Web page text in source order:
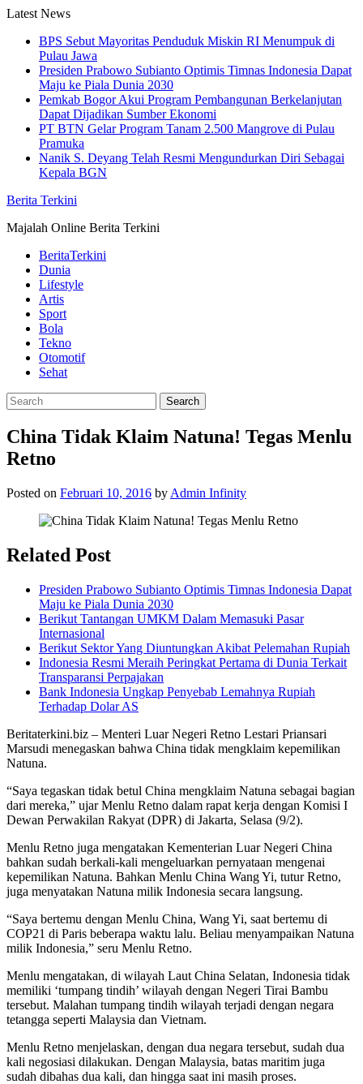
Skip
content
Latest News
BPS Sebut Mayoritas Penduduk Miskin RI Menumpuk di
Pulau Jawa
Presiden Prabowo Subianto Optimis Timnas Indonesia Dapat
Maju ke Piala Dunia 2030
Pemkab Bogor Akui Program Pembangunan Berkelanjutan
Dapat Dijadikan Sumber Ekonomi
PT BTN Gelar Program Tanam 2.500 Mangrove di Pulau
Pramuka
Nanik S. Deyang Telah Resmi Mengundurkan Diri Sebagai
Kepala BGN
Berita Terkini
Majalah Online Berita Terkini
BeritaTerkini
Dunia
Lifestyle
Artis
Sport
Bola
Tekno
Otomotif
Sehat
China Tidak Klaim Natuna! Tegas Menlu
Retno
Posted on Februari 10, 2016 by Admin Infinity
Related Post
Presiden Prabowo Subianto Optimis Timnas Indonesia Dapat
Maju ke Piala Dunia 2030
Berikut Tantangan UMKM Dalam Memasuki Pasar
Internasional
Berikut Sektor Yang Diuntungkan Akibat Pelemahan Rupiah
Indonesia Resmi Meraih Peringkat Pertama di Dunia Terkait
Transparansi Perpajakan
Bank Indonesia Ungkap Penyebab Lemahnya Rupiah
Terhadap Dolar AS
Beritaterkini.biz – Menteri Luar Negeri Retno Lestari Priansari
Marsudi menegaskan bahwa China tidak mengklaim kepemilikan
Natuna.
“Saya tegaskan tidak betul China mengklaim Natuna sebagai bagian
dari mereka,” ujar Menlu Retno dalam rapat kerja dengan Komisi I
Dewan Perwakilan Rakyat (DPR) di Jakarta, Selasa (9/2).
Menlu Retno juga mengatakan Kementerian Luar Negeri China
bahkan sudah berkali-kali mengeluarkan pernyataan mengenai
kepemilikan Natuna. Bahkan Menlu China Wang Yi, tutur Retno,
juga menyatakan Natuna milik Indonesia secara langsung.
“Saya bertemu dengan Menlu China, Wang Yi, saat bertemu di
COP21 di Paris beberapa waktu lalu. Beliau menyampaikan Natuna
milik Indonesia,” seru Menlu Retno.
Menlu mengatakan, di wilayah Laut China Selatan, Indonesia tidak
memiliki ‘tumpang tindih’ wilayah dengan Negeri Tirai Bambu
tersebut. Malahan tumpang tindih wilayah terjadi dengan negara
tetangga seperti Malaysia dan Vietnam.
Menlu Retno menjelaskan, dengan dua negara tersebut, sudah dua
kali negosiasi dilakukan. Dengan Malaysia, batas maritim juga
sudah dibahas dua kali, dan hingga saat ini masih proses.